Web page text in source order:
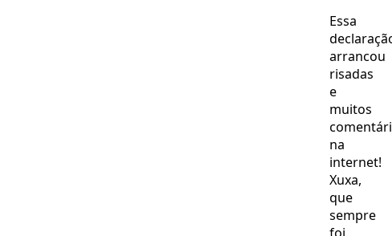
Essa
arrancou
risadas
e
muitos
na
internet!
Xuxa,
que
sempre